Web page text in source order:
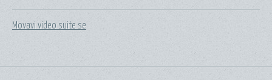
Movavi video suite se